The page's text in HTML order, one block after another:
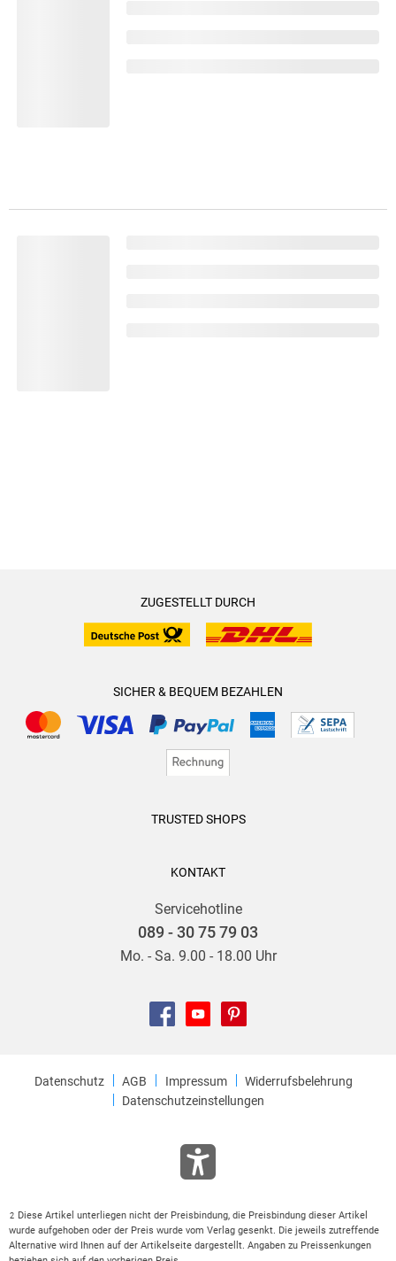
ZUGESTELLT DURCH
SICHER & BEQUEM BEZAHLEN
TRUSTED SHOPS
KONTAKT
Servicehotline
089 - 30 75 79 03
Mo. - Sa. 9.00 - 18.00 Uhr
Datenschutz AGB Impressum
Widerrufsbelehrung
Datenschutzeinstellungen
2
Diese Artikel unterliegen nicht der Preisbindung, die Preisbindung dieser Artikel
wurde aufgehoben oder der Preis wurde vom Verlag gesenkt. Die jeweils zutreffende
Alternative wird Ihnen auf der Artikelseite dargestellt. Angaben zu Preissenkungen